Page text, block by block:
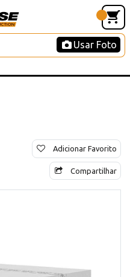
Usar Foto
Adicionar Favorito
Compartilhar